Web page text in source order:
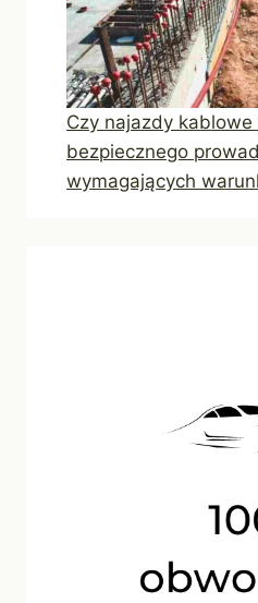
Czy najazdy
bezpiecznego
wymagających